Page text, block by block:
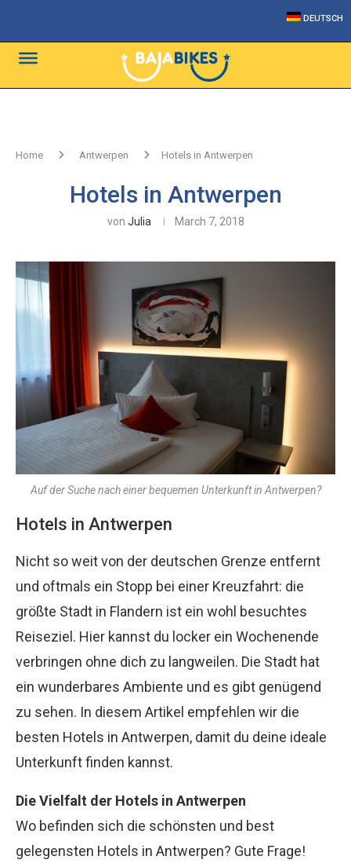
DEUTSCH
Home Antwerpen Hotels in Antwerpen
Hotels in Antwerpen
von Julia March 7, 2018
Auf der Suche nach einer bequemen Unterkunft in Antwerpen?
Hotels in Antwerpen
Nicht so weit von der deutschen Grenze entfernt
und oftmals ein Stopp bei einer Kreuzfahrt: die
größte Stadt in Flandern ist ein wohl besuchtes
Reiseziel. Hier kannst du locker ein Wochenende
verbringen ohne dich zu langweilen. Die Stadt hat
ein wunderbares Ambiente und es gibt genügend
zu sehen. In diesem Artikel empfehlen wir die
besten Hotels in Antwerpen, damit du deine ideale
Unterkunft finden kannst.
Die Vielfalt der Hotels in Antwerpen
Wo befinden sich die schönsten und best
gelegensten Hotels in Antwerpen? Gute Frage!